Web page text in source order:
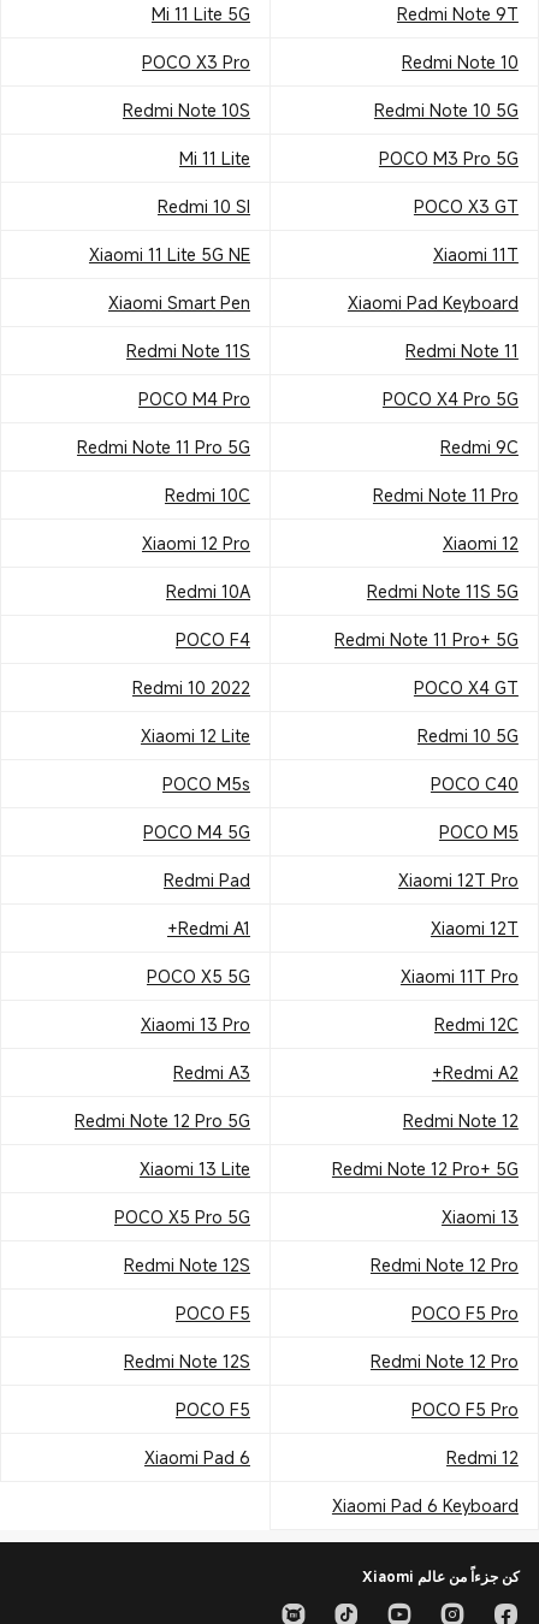
Redmi Note 9T
Mi 11 Lite 5G
Redmi Note 10
POCO X3 Pro
Redmi Note 10 5G
Redmi Note 10S
POCO M3 Pro 5G
Mi 11 Lite
POCO X3 GT
Redmi 10 SI
Xiaomi 11T
Xiaomi 11 Lite 5G NE
Xiaomi Pad Keyboard
Xiaomi Smart Pen
Redmi Note 11
Redmi Note 11S
POCO X4 Pro 5G
POCO M4 Pro
Redmi 9C
Redmi Note 11 Pro 5G
Redmi Note 11 Pro
Redmi 10C
Xiaomi 12
Xiaomi 12 Pro
Redmi Note 11S 5G
Redmi 10A
Redmi Note 11 Pro+ 5G
POCO F4
POCO X4 GT
Redmi 10 2022
Redmi 10 5G
Xiaomi 12 Lite
POCO C40
POCO M5s
POCO M5
POCO M4 5G
Xiaomi 12T Pro
Redmi Pad
Xiaomi 12T
Redmi A1+
Xiaomi 11T Pro
POCO X5 5G
Redmi 12C
Xiaomi 13 Pro
Redmi A2+
Redmi A3
Redmi Note 12
Redmi Note 12 Pro 5G
Redmi Note 12 Pro+ 5G
Xiaomi 13 Lite
Xiaomi 13
POCO X5 Pro 5G
Redmi Note 12 Pro
Redmi Note 12S
POCO F5 Pro
POCO F5
Redmi Note 12 Pro
Redmi Note 12S
POCO F5 Pro
POCO F5
Redmi 12
Xiaomi Pad 6
Xiaomi Pad 6 Keyboard
كن جزءاً من عالم Xiaomi